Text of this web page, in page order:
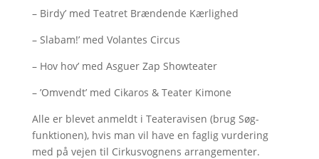
– Birdy’ med Teatret Brændende Kærlighed
– Slabam!’ med Volantes Circus
– Hov hov’ med Asguer Zap Showteater
– ’Omvendt’ med Cikaros & Teater Kimone
Alle er blevet anmeldt i Teateravisen (brug Søg-
funktionen), hvis man vil have en faglig vurdering
med på vejen til Cirkusvognens arrangementer.